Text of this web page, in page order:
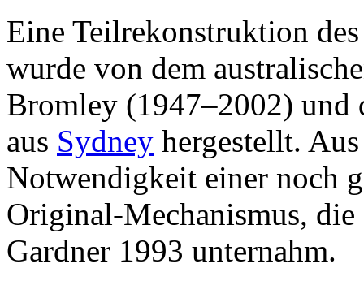
Eine Teilrekonstruktion
wurde von dem
Bromley (1947–2002) und
aus Sydney hergestellt.
Notwendigkeit einer noch
Original-Mechanismus,
Gardner 1993 unternahm.